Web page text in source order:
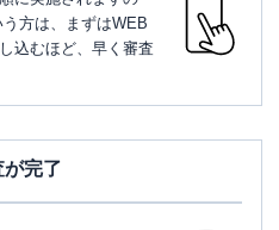
方は、まずはWEB
込むほど、早く審査
完了